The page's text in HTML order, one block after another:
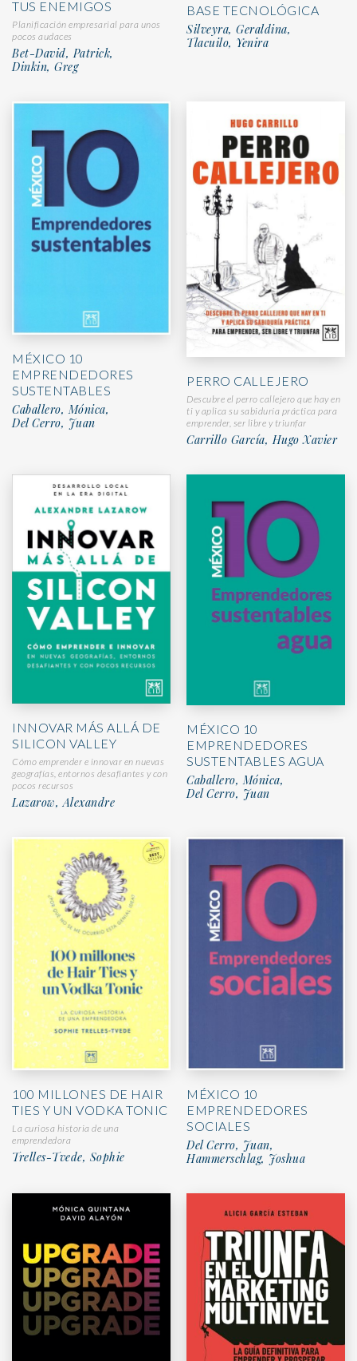
TUS ENEMIGOS
Planificación empresarial para unos
pocos audaces
Bet-David, Patrick,
Dinkin, Greg
BASE TECNOLÓGICA
Silveyra, Geraldina,
Tlacuilo, Yenira
MÉXICO 10
EMPRENDEDORES
SUSTENTABLES
Caballero, Mónica,
Del Cerro, Juan
PERRO CALLEJERO
Descubre el perro callejero que hay en
ti y aplica su sabiduría práctica para
emprender, ser libre y triunfar
Carrillo García, Hugo Xavier
INNOVAR MÁS ALLÁ DE
SILICON VALLEY
Cómo emprender e innovar en nuevas
geografías, entornos desafiantes y con
pocos recursos
Lazarow, Alexandre
MÉXICO 10
EMPRENDEDORES
SUSTENTABLES AGUA
Caballero, Mónica,
Del Cerro, Juan
100 MILLONES DE HAIR
TIES Y UN VODKA TONIC
La curiosa historia de una
emprendedora
Trelles-Tvede, Sophie
MÉXICO 10
EMPRENDEDORES
SOCIALES
Del Cerro, Juan,
Hammerschlag, Joshua